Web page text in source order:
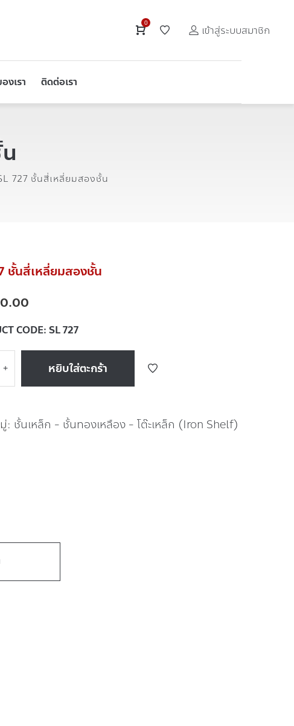
0
เข้าสู่ระบบสมาชิก
งเรา ติดต่อเรา
727 ชั้นสี่เหลี่ยมสองชั้น
ชั้นสี่เหลี่ยมสองชั้น
CODE: SL 727
+ หยิบใส่ตะกร้า
: ชั้นเหล็ก - ชั้นทองเหลือง - โต๊ะเหล็ก (Iron Shelf)